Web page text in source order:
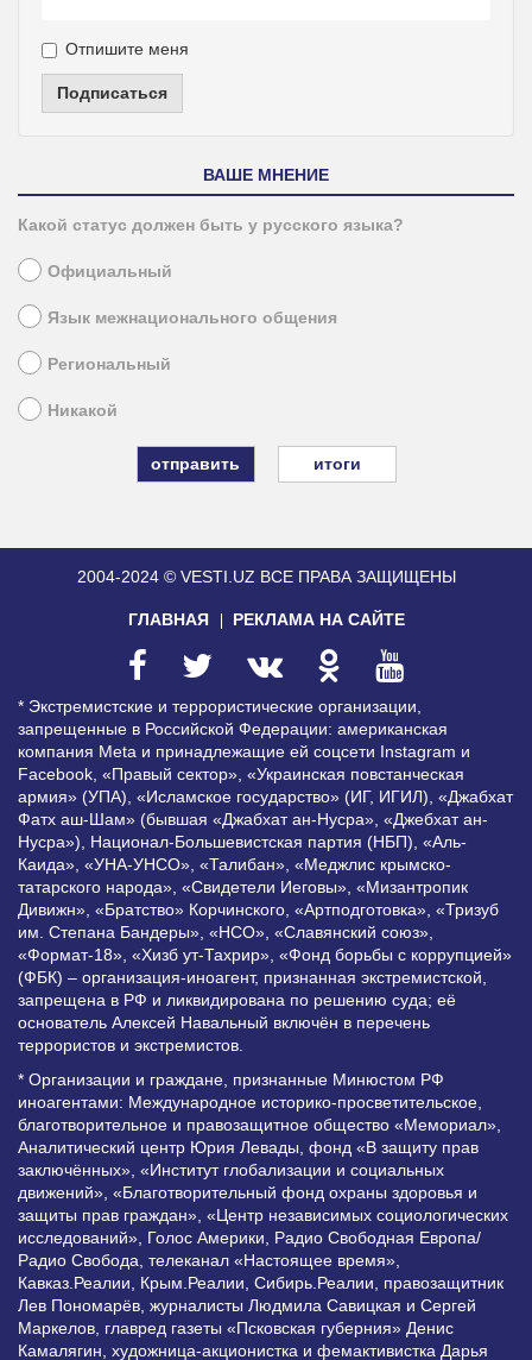
Отпишите меня
Подписаться
ВАШЕ МНЕНИЕ
Какой статус должен быть у русского языка?
Официальный
Язык межнационального общения
Региональный
Никакой
итоги
2004-2024 © VESTI.UZ ВСЕ ПРАВА ЗАЩИЩЕНЫ
ГЛАВНАЯ РЕКЛАМА НА САЙТЕ
* Экстремистские и террористические организации,
запрещенные в Российской Федерации: американская
компания Meta и принадлежащие ей соцсети Instagram и
Facebook, «Правый сектор», «Украинская повстанческая
армия» (УПА), «Исламское государство» (ИГ, ИГИЛ), «Джабхат
Фатх аш-Шам» (бывшая «Джабхат ан-Нусра», «Джебхат ан-
Нусра»), Национал-Большевистская партия (НБП), «Аль-
Каида», «УНА-УНСО», «Талибан», «Меджлис крымско-
татарского народа», «Свидетели Иеговы», «Мизантропик
Дивижн», «Братство» Корчинского, «Артподготовка», «Тризуб
им. Степана Бандеры», «НСО», «Славянский союз»,
«Формат-18», «Хизб ут-Тахрир», «Фонд борьбы с коррупцией»
(ФБК) – организация-иноагент, признанная экстремистской,
запрещена в РФ и ликвидирована по решению суда; её
основатель Алексей Навальный включён в перечень
террористов и экстремистов.
* Организации и граждане, признанные Минюстом РФ
иноагентами: Международное историко-просветительское,
благотворительное и правозащитное общество «Мемориал»,
Аналитический центр Юрия Левады, фонд «В защиту прав
заключённых», «Институт глобализации и социальных
движений», «Благотворительный фонд охраны здоровья и
защиты прав граждан», «Центр независимых социологических
исследований», Голос Америки, Радио Свободная Европа/
Радио Свобода, телеканал «Настоящее время»,
Кавказ.Реалии, Крым.Реалии, Сибирь.Реалии, правозащитник
Лев Пономарёв, журналисты Людмила Савицкая и Сергей
Маркелов, главред газеты «Псковская губерния» Денис
Камалягин, художница-акционистка и фемактивистка Дарья